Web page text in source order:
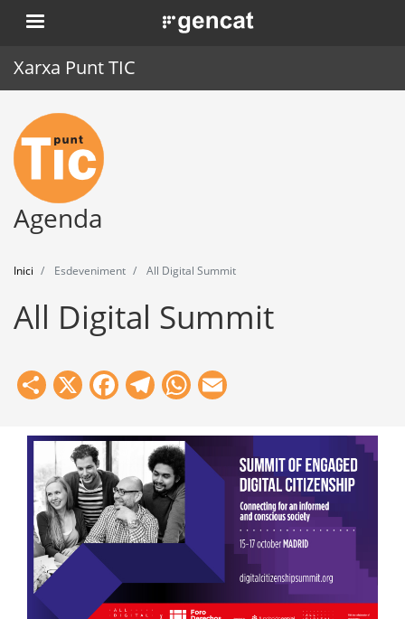
Vés
al
. Obre en una nova finestra.
Xarxa Punt TIC
Inici
Punt TIC
Actualitat
Eines
Agenda
Inici Esdeveniment All Digital Summit
All Digital Summit
Share
X Facebook
Telegram
WhatsApp